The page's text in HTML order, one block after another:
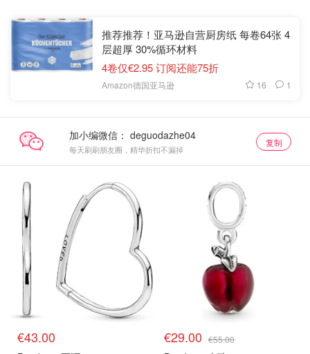
推荐推荐！亚马逊自营厨房纸 每卷64张 4
层超厚 30%循环材料
4卷仅€2.95 订阅还能75折
Amazon德国亚马逊 16 1
加小编微信：
每天刷刷朋友圈，精华折扣不漏掉
复制
€43.00 €29.00 €55.00